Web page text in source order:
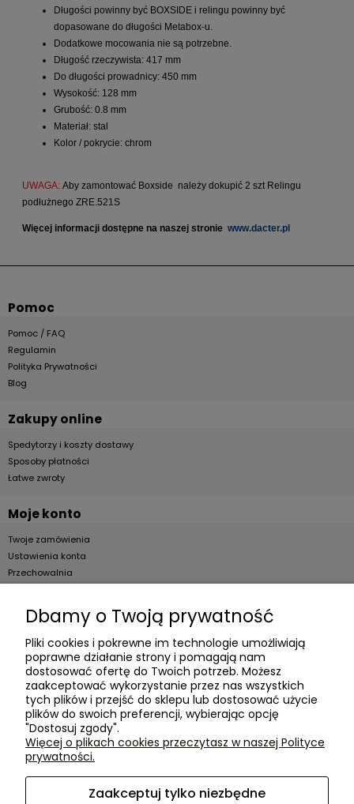
Długości powinny być BOXSIDE i relingu powinny być
dopasowane do długości Metabox-u.
Dodatkowe mocowania nie są potrzebne.
Długość rzeczywista: 417 mm
Do długości prowadnicy: 450 mm
Wysokość: 128 mm
Grubość: 0.8 mm
Materiał: stal
Kolor / pokrycie: chrom
UWAGA: Aby zamontować Boxside należy dokupić 2 szt Relingu
podłużnego ZRE.521S
Więcej informacji dostępne na naszej stronie www.dacter.pl
Pomoc
Pomoc / FAQ
Regulamin
Polityka Prywatności
Blog
Zakupy online
Spedytorzy i koszty dostawy
Sposoby płatności
Łatwe zwroty
Moje konto
Twoje zamówienia
Ustawienia konta
Przechowalnia
Dla firm
O firmie
Informacje o firmie
Kontakt
dacter.pl
Akcesoria meblowe DAC TER | ul. Przepiórki 56, 02-410
Dbamy o Twoją prywatność
Pliki cookies i pokrewne im technologie umożliwiają
poprawne działanie strony i pomagają nam
dostosować ofertę do Twoich potrzeb. Możesz
zaakceptować wykorzystanie przez nas wszystkich
tych plików i przejść do sklepu lub dostosować użycie
plików do swoich preferencji, wybierając opcję
"Dostosuj zgody".
Więcej o plikach cookies przeczytasz w naszej Polityce
prywatności.
Zaakceptuj tylko niezbędne